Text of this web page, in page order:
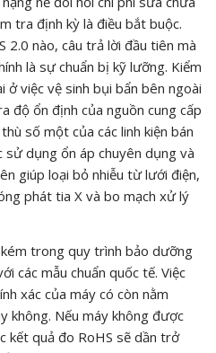
tra định kỳ là điều bắt buộc.
2.0 nào, câu trả lời đầu tiên mà
là sự chuẩn bị kỹ lưỡng. Kiểm
ở việc vệ sinh bụi bẩn bên ngoài
độ ổn định của nguồn cung cấp
số một của các linh kiện bán
sử dụng ổn áp chuyên dụng và
giúp loại bỏ nhiễu từ lưới điện,
phát tia X và bo mạch xử lý
trong quy trình bảo dưỡng
các mẫu chuẩn quốc tế. Việc
xác của máy có còn nằm
không. Nếu máy không được
kết quả đo RoHS sẽ dần trở